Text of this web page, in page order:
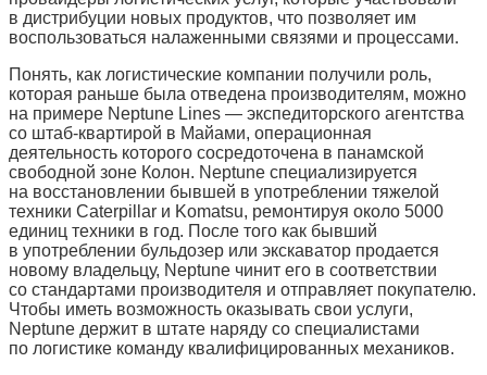
в дистрибуции новых продуктов, что позволяет им
воспользоваться налаженными связями и процессами.
Понять, как логистические компании получили роль,
которая раньше была отведена производителям, можно
на примере Neptune Lines — экспедиторского агентства
со штаб-квартирой в Майами, операционная
деятельность которого сосредоточена в панамской
свободной зоне Колон. Neptune специализируется
на восстановлении бывшей в употреблении тяжелой
техники Caterpillar и Komatsu, ремонтируя около 5000
единиц техники в год. После того как бывший
в употреблении бульдозер или экскаватор продается
новому владельцу, Neptune чинит его в соответствии
со стандартами производителя и отправляет покупателю.
Чтобы иметь возможность оказывать свои услуги,
Neptune держит в штате наряду со специалистами
по логистике команду квалифицированных механиков.